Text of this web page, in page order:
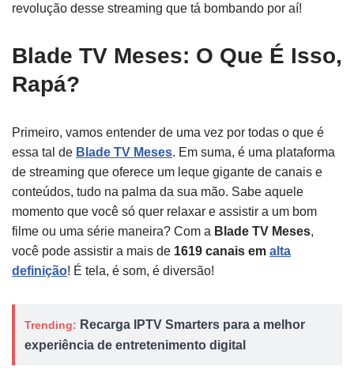
revolução desse streaming que tá bombando por aí!
Blade TV Meses: O Que É Isso,
Rapá?
Primeiro, vamos entender de uma vez por todas o que é
essa tal de Blade TV Meses. Em suma, é uma plataforma
de streaming que oferece um leque gigante de canais e
conteúdos, tudo na palma da sua mão. Sabe aquele
momento que você só quer relaxar e assistir a um bom
filme ou uma série maneira? Com a Blade TV Meses,
você pode assistir a mais de 1619 canais em alta
definição! É tela, é som, é diversão!
Trending: Recarga IPTV Smarters para a melhor
experiência de entretenimento digital